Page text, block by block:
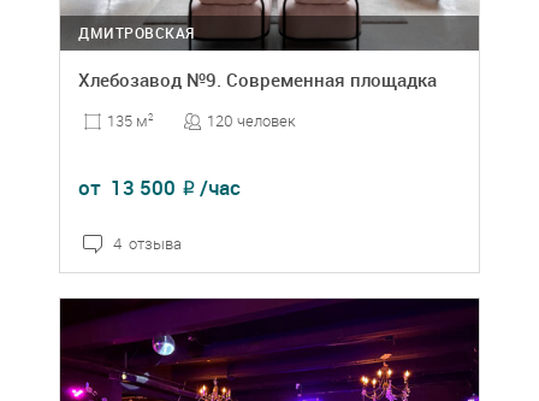
ДМИТРОВСКАЯ
Хлебозавод №9. Современная площадка
135 м2 120 человек
от 13 500 ₽ /час
4 отзыва